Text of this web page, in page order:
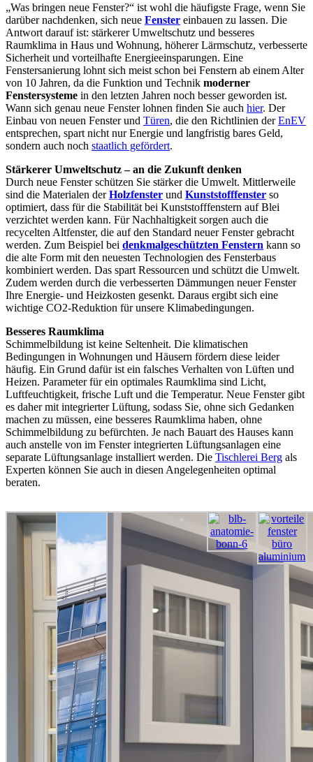
„Was bringen neue Fenster?“ ist wohl die häufigste Frage, wenn Sie
darüber nachdenken, sich neue Fenster einbauen zu lassen. Die
Antwort darauf ist: stärkerer Umweltschutz und besseres
Raumklima in Haus und Wohnung, höherer Lärmschutz, verbesserte
Sicherheit und vorteilhafte Energieeinsparungen. Eine
Fenstersanierung lohnt sich meist schon bei Fenstern ab einem Alter
von 10 Jahren, da die Funktion und Technik moderner
Fenstersysteme in den letzten Jahren noch besser geworden ist.
Wann sich genau neue Fenster lohnen finden Sie auch hier. Der
Einbau von neuen Fenster und Türen, die den Richtlinien derEnEV
entsprechen, spart nicht nur Energie und langfristig bares Geld,
sondern auch noch staatlich gefördert.
Stärkerer Umweltschutz – an die Zukunft denken
Durch neue Fenster schützen Sie stärker die Umwelt. Mittlerweile
sind die Materialen derHolzfenster und Kunststofffenster so
optimiert, dass für die Stabilität bei Kunststofffenstern auf Blei
verzichtet werden kann. Für Nachhaltigkeit sorgen auch die
recycelten Altfenster, die auf den Standard neuer Fenster gebracht
werden. Zum Beispiel bei denkmalgeschützten Fenstern kann so
die alte Form mit den neuesten Technologien des Fensterbaus
kombiniert werden. Das spart Ressourcen und schützt die Umwelt.
Zudem werden durch die verbesserten Dämmungen neuer Fenster
Ihre Energie- und Heizkosten gesenkt. Daraus ergibt sich eine
wichtige CO2-Reduktion für unsere Klimabedingungen.
Besseres Raumklima
Schimmelbildung ist keine Seltenheit. Die klimatischen
Bedingungen in Wohnungen und Häusern fördern diese leider
häufig. Ein Grund dafür ist ein falsches Verhalten von Lüften und
Heizen. Parameter für ein optimales Raumklima sind Licht,
Luftfeuchtigkeit, frische Luft und die Temperatur. Neue Fenster gibt
es daher mit integrierter Lüftung, sodass Sie, ohne sich Gedanken
machen zu müssen, eine besseres Raumklima haben, ohne
Schimmelbildung zu befürchten. Je nach Bauart des Hauses kann
auch anstelle von im Fenster integrierten Lüftungsanlagen eine
separate Lüftungsanlage installiert werden. Die Tischlerei Berg als
Experten können Sie auch in diesen Angelegenheiten optimal
beraten.